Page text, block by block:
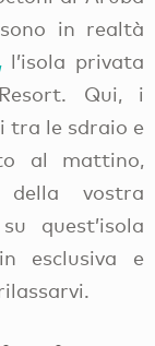
in realtà
l’isola privata
Qui, i
tra le sdraio e
al mattino,
vostra
quest’isola
esclusiva e